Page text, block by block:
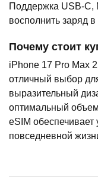
Поддержка USB-C,
восполнить заряд
Почему стоит
iPhone 17 Pro Max
отличный выбор
выразительный
оптимальный
eSIM обеспечивает
повседневной